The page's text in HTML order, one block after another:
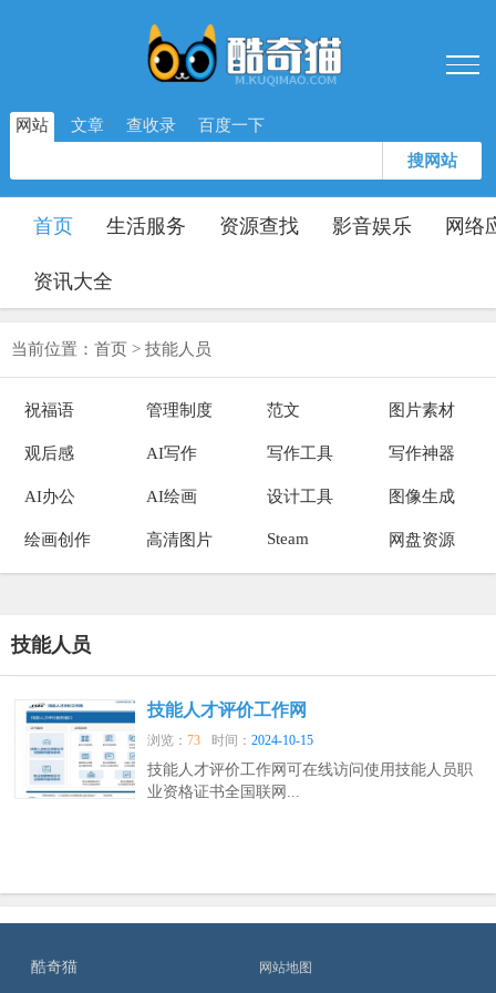
网站 文章 查收录 百度一下
搜网站
首页 生活服务 资源查找 影音娱乐 网络
资讯大全
当前位置： 首页 > 技能人员
祝福语 管理制度 范文 图片素材
观后感 AI写作 写作工具 写作神器
AI办公 AI绘画 设计工具 图像生成
绘画创作 高清图片 Steam 网盘资源
技能人员
技能人才评价工作网
浏览：73 时间：2024-10-15
技能人才评价工作网可在线访问使用技能人员职
业资格证书全国联网...
酷奇猫 网站地图